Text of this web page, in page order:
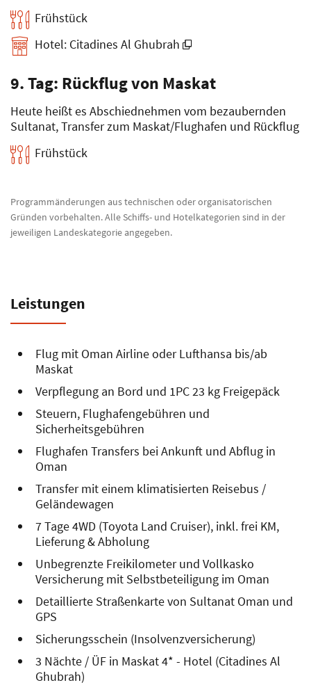
Frühstück
Hotel: Citadines Al Ghubrah
9. Tag: Rückflug von Maskat
Heute heißt es Abschiednehmen vom bezaubernden
Sultanat, Transfer zum Maskat/Flughafen und Rückflug
Frühstück
Programmänderungen aus technischen oder organisatorischen
Gründen vorbehalten. Alle Schiffs- und Hotelkategorien sind in der
jeweiligen Landeskategorie angegeben.
Leistungen
Flug mit Oman Airline oder Lufthansa bis/ab
Maskat
Verpflegung an Bord und 1PC 23 kg Freigepäck
Steuern, Flughafengebühren und
Sicherheitsgebühren
Flughafen Transfers bei Ankunft und Abflug in
Oman
Transfer mit einem klimatisierten Reisebus /
Geländewagen
7 Tage 4WD (Toyota Land Cruiser), inkl. frei KM,
Lieferung & Abholung
Unbegrenzte Freikilometer und Vollkasko
Versicherung mit Selbstbeteiligung im Oman
Detaillierte Straßenkarte von Sultanat Oman und
GPS
Sicherungsschein (Insolvenzversicherung)
3 Nächte / ÜF in Maskat 4* - Hotel (Citadines Al
Ghubrah)